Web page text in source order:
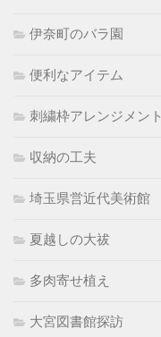
伊奈町のバラ園
便利なアイテム
刺繍枠アレンジメント
収納の工夫
埼玉県営近代美術館
夏越しの大祓
多肉寄せ植え
大宮図書館探訪